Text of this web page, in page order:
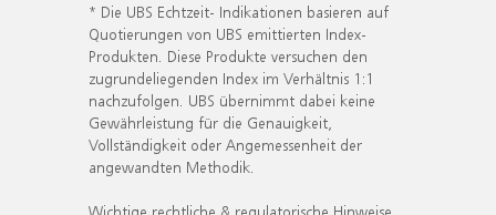
* Die UBS Echtzeit- Indikationen basieren auf
Quotierungen von UBS emittierten Index-
Produkten. Diese Produkte versuchen den
zugrundeliegenden Index im Verhältnis 1:1
nachzufolgen. UBS übernimmt dabei keine
Gewährleistung für die Genauigkeit,
Vollständigkeit oder Angemessenheit der
angewandten Methodik.